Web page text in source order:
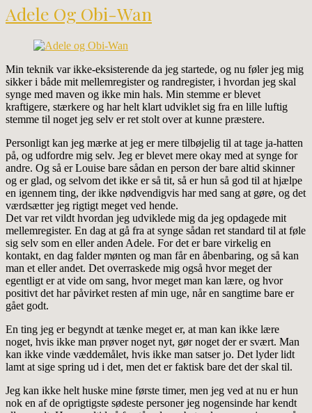
Adele Og Obi-Wan
Min teknik var ikke-eksisterende da jeg startede, og nu føler jeg mig
sikker i både mit mellemregister og randregister, i hvordan jeg skal
synge med maven og ikke min hals. Min stemme er blevet
kraftigere, stærkere og har helt klart udviklet sig fra en lille luftig
stemme til noget jeg selv er ret stolt over at kunne præstere.
Personligt kan jeg mærke at jeg er mere tilbøjelig til at tage ja-hatten
på, og udfordre mig selv. Jeg er blevet mere okay med at synge for
andre. Og så er Louise bare sådan en person der bare altid skinner
og er glad, og selvom det ikke er så tit, så er hun så god til at hjælpe
en igennem ting, der ikke nødvendigvis har med sang at gøre, og det
værdsætter jeg rigtigt meget ved hende.
Det var ret vildt hvordan jeg udviklede mig da jeg opdagede mit
mellemregister. En dag at gå fra at synge sådan ret standard til at føle
sig selv som en eller anden Adele. For det er bare virkelig en
kontakt, en dag falder mønten og man får en åbenbaring, og så kan
man et eller andet. Det overraskede mig også hvor meget der
egentligt er at vide om sang, hvor meget man kan lære, og hvor
positivt det har påvirket resten af min uge, når en sangtime bare er
gået godt.
En ting jeg er begyndt at tænke meget er, at man kan ikke lære
noget, hvis ikke man prøver noget nyt, gør noget der er svært. Man
kan ikke vinde væddemålet, hvis ikke man satser jo. Det lyder lidt
lamt at sige spring ud i det, men det er faktisk bare det der skal til.
Jeg kan ikke helt huske mine første timer, men jeg ved at nu er hun
nok en af de oprigtigste sødeste personer jeg nogensinde har kendt